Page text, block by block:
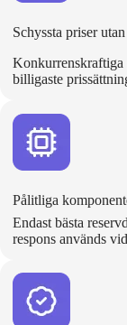
Schyssta priser
Konkurrenskraftiga
billigaste
Pålitliga
Endast bästa
respons används